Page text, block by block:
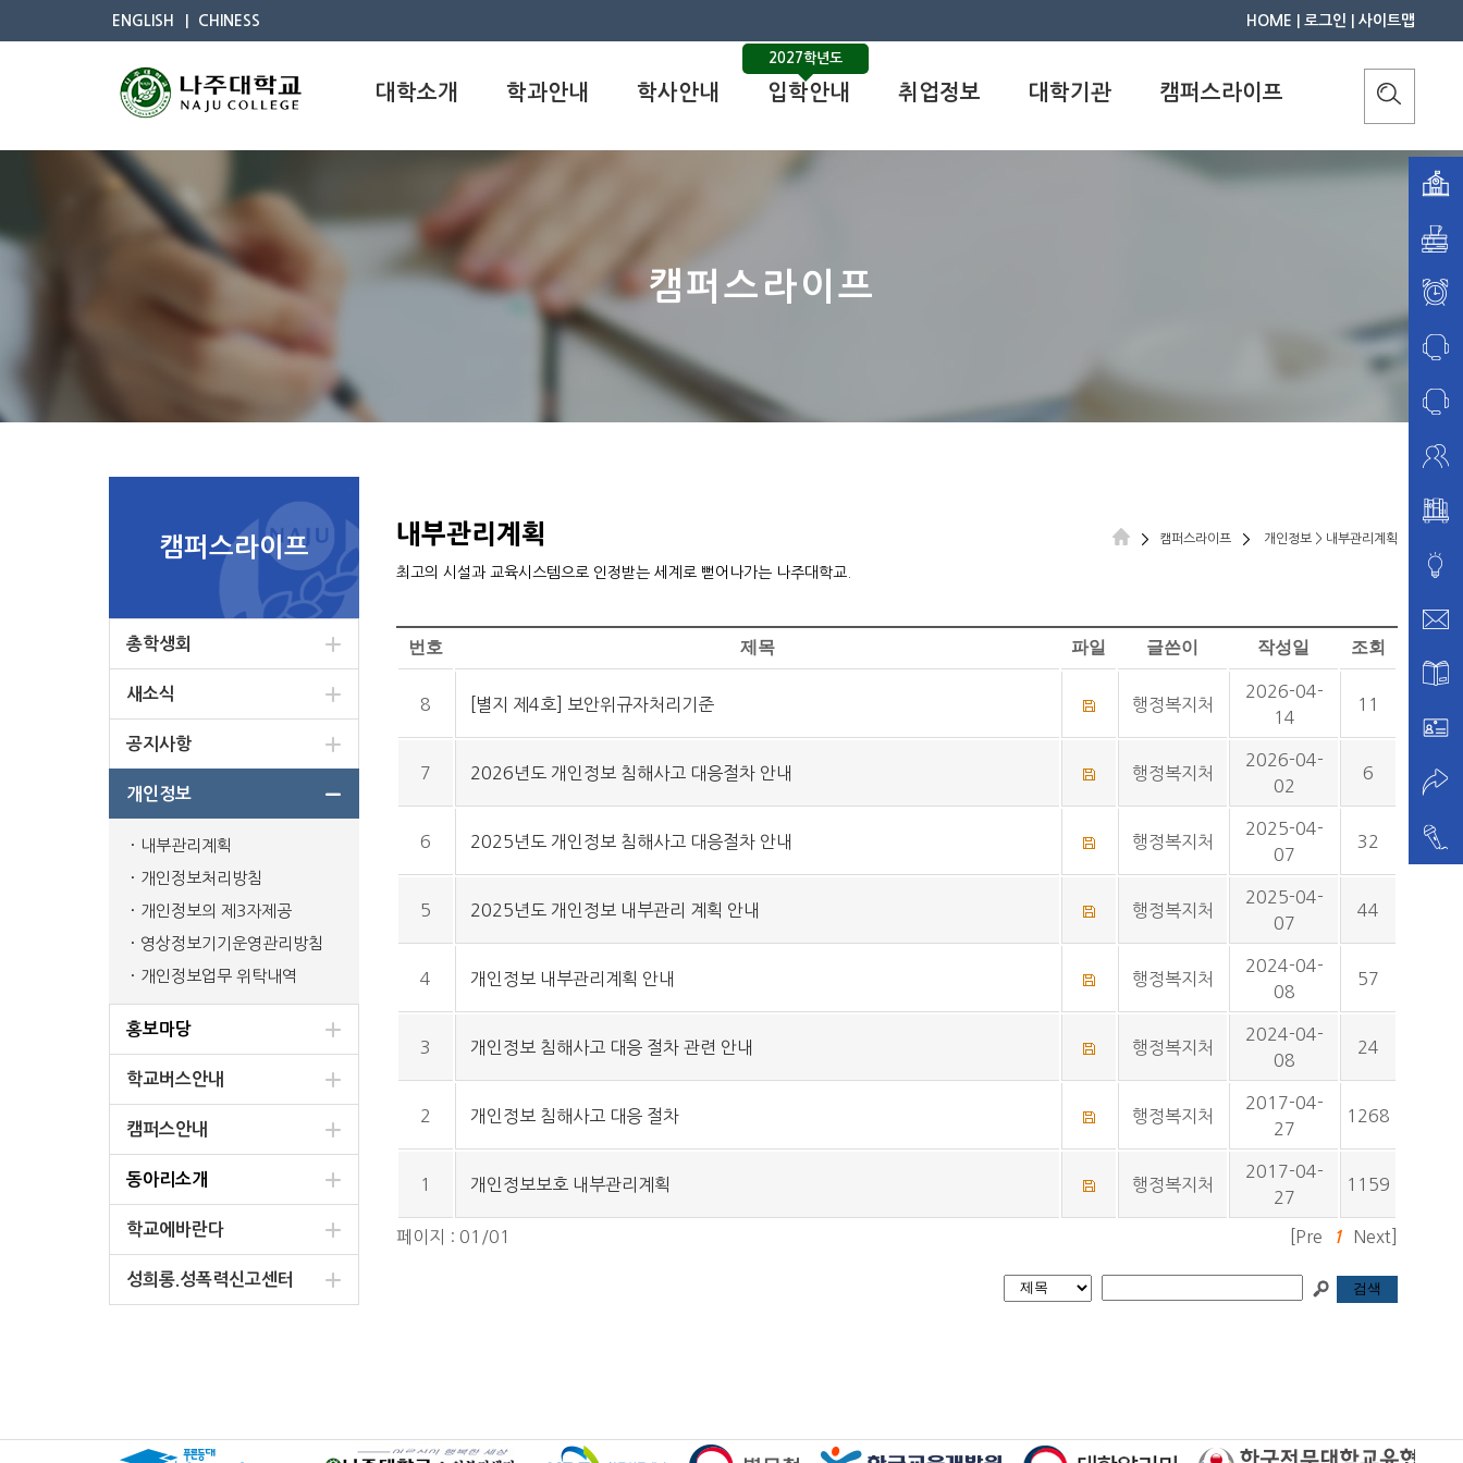
ENGLISH CHINESS HOME 로그인 사이트맵
대학소개 학과안내 학사안내 입학안내
2027학년도
취업정보 대학기관 캠퍼스라이프
캠퍼스라이프
캠퍼스라이프
총학생회
새소식
공지사항
개인정보
내부관리계획
개인정보처리방침
개인정보의 제3자제공
영상정보기기운영관리방침
개인정보업무 위탁내역
홍보마당
학교버스안내
캠퍼스안내
동아리소개
학교에바란다
성희롱.성폭력신고센터
내부관리계획 캠퍼스라이프 개인정보 > 내부관리계획
최고의 시설과 교육시스템으로 인정받는 세계로 뻗어나가는 나주대학교.
번호 제목 파일 글쓴이 작성일 조회
8 [별지 제4호] 보안위규자처리기준 행정복지처
2026-04-
14
11
7 2026년도 개인정보 침해사고 대응절차 안내 행정복지처
2026-04-
02
6
6 2025년도 개인정보 침해사고 대응절차 안내 행정복지처
2025-04-
07
32
5 2025년도 개인정보 내부관리 계획 안내 행정복지처
2025-04-
07
44
4 개인정보 내부관리계획 안내 행정복지처
2024-04-
08
57
3 개인정보 침해사고 대응 절차 관련 안내 행정복지처
2024-04-
08
24
2 개인정보 침해사고 대응 절차 행정복지처
2017-04-
27
1268
1 개인정보보호 내부관리계획 행정복지처
2017-04-
27
1159
페이지 : 01/01 [Pre 1 Next]